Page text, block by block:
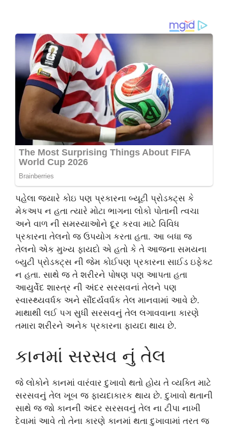
પહેલા જ્યારે કોઇ પણ પ્રકારના બ્યૂટી પ્રોડક્ટ્સ કે
મેકઅપ ન હતા ત્યારે મોટા ભાગના લોકો પોતાની ત્વચા
અને વાળ ની સમસ્યાઓને દૂર કરવા માટે વિવિધ
પ્રકારના તેલનો જ ઉપયોગ કરતા હતા. આ બધા જ
તેલનો એક મુખ્ય ફાયદો એ હતો કે તે આજના સમયના
બ્યુટી પ્રોડક્ટ્સ ની જેમ કોઈપણ પ્રકારના સાઈડ ઇફેક્ટ
ન હતા. સાથે જ તે શરીરને પોષણ પણ આપતા હતા
આયુર્વેદ શાસ્ત્ર ની અંદર સરસવનાં તેલને પણ
સ્વાસ્થ્યવર્ધક અને સૌંદર્યવર્ધક તેલ માનવામાં આવે છે.
માથાથી લઈ પગ સુધી સરસવનું તેલ લગાવવાના કારણે
તમારા શરીરને અનેક પ્રકારના ફાયદા થાય છે.
કાનમાં સરસવ નું તેલ
જે લોકોને કાનમાં વારંવાર દુખાવો થતો હોય તે વ્યક્તિ માટે
સરસવનું તેલ ખૂબ જ ફાયદાકારક થાય છે. દુખાવો થતાની
સાથે જ જો કાનની અંદર સરસવનું તેલ ના ટીપા નાખી
દેવામાં આવે તો તેના કારણે કાનમાં થતા દુખાવામાં તરત જ